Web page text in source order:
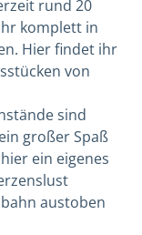
rund 20
komplett in
Hier findet ihr
von
sind
großer Spaß
ein eigenes
austoben